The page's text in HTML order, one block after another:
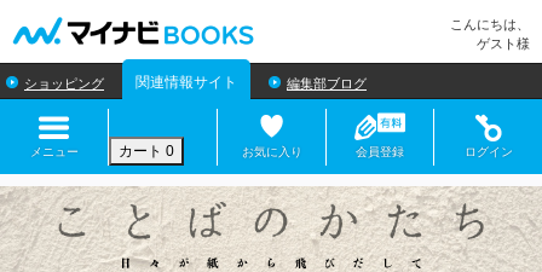
こんにちは、
ゲスト様
ショッピング 関連情報サイト 編集部ブログ
メニュー カート 0 お気に入り 会員登録 ログイン